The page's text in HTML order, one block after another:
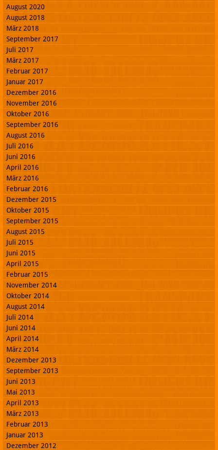
August 2020
August 2018
März 2018
September 2017
Juli 2017
März 2017
Februar 2017
Januar 2017
Dezember 2016
November 2016
Oktober 2016
September 2016
August 2016
Juli 2016
Juni 2016
April 2016
März 2016
Februar 2016
Dezember 2015
Oktober 2015
September 2015
August 2015
Juli 2015
Juni 2015
April 2015
Februar 2015
November 2014
Oktober 2014
August 2014
Juli 2014
Juni 2014
April 2014
März 2014
Dezember 2013
September 2013
Juni 2013
Mai 2013
April 2013
März 2013
Februar 2013
Januar 2013
Dezember 2012